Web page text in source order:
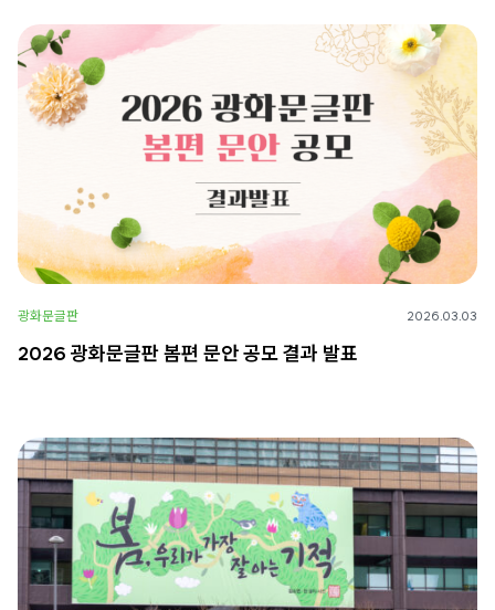
광화문글판 2026.03.03
2026 광화문글판 봄편 문안 공모 결과 발표